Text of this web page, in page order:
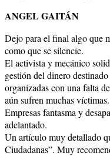
ANGEL GAITÁN
Dejo para el final algo que
como que se silencie.
El activista y mecánico
gestión del dinero
organizadas con una falta
aún sufren muchas víctimas.
Empresas fantasma y
adelantado.
Un artículo muy detallado
Ciudadanas”. Muy